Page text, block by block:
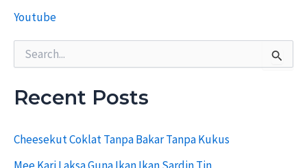
Youtube
r
o
Recent Posts
Cheesekut Coklat Tanpa Bakar Tanpa Kukus